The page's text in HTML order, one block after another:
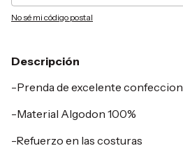
No sé mi código postal
Descripción
-Prenda de excelente confeccion
-Material Algodon 100%
-Refuerzo en las costuras